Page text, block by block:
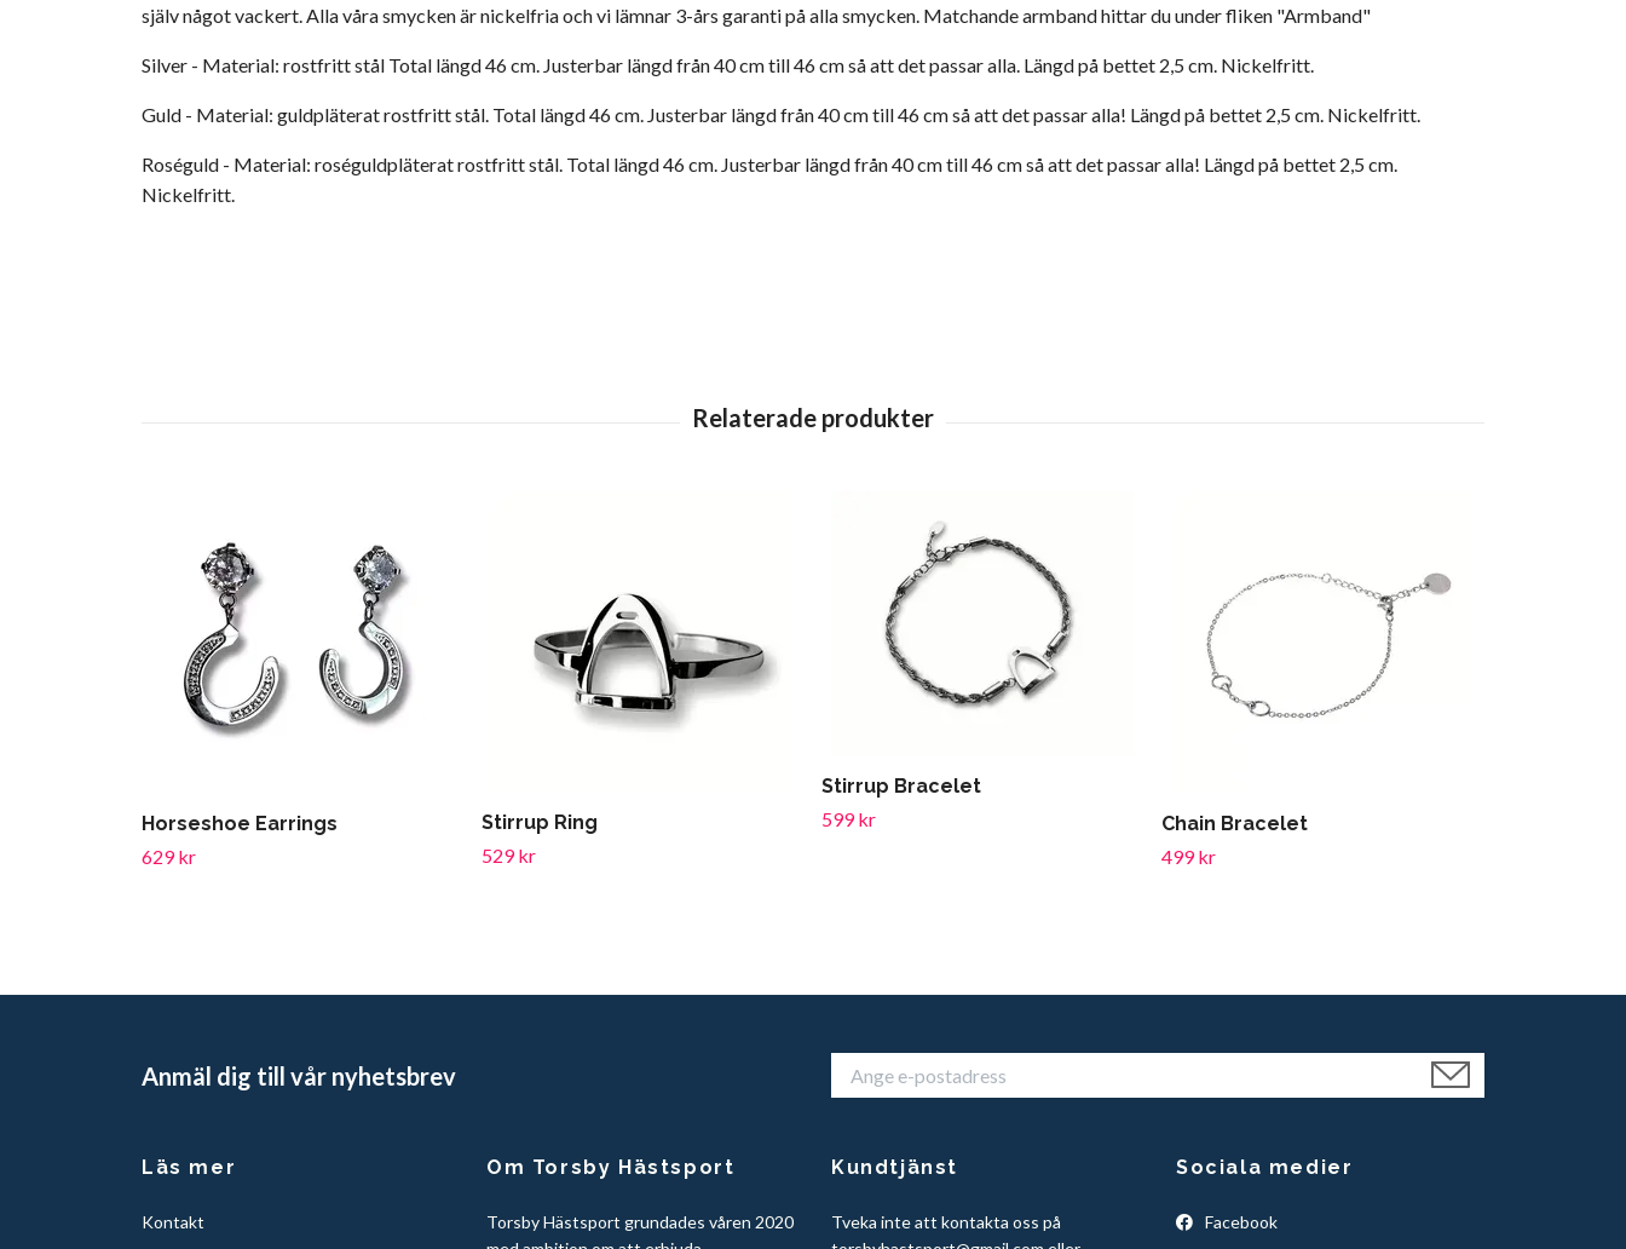
själv något vackert. Alla våra smycken är nickelfria och vi lämnar 3-års garanti på alla smycken. Matchande armband hittar du under fliken "Armband"
Silver - Material: rostfritt stål Total längd 46 cm. Justerbar längd från 40 cm till 46 cm så att det passar alla. Längd på bettet 2,5 cm. Nickelfritt.
Guld - Material: guldpläterat rostfritt stål. Total längd 46 cm. Justerbar längd från 40 cm till 46 cm så att det passar alla! Längd på bettet 2,5 cm. Nickelfritt.
Roséguld - Material: roséguldpläterat rostfritt stål. Total längd 46 cm. Justerbar längd från 40 cm till 46 cm så att det passar alla! Längd på bettet 2,5 cm.
Nickelfritt.
Horseshoe Earrings
629 kr
Stirrup Ring
529 kr
Stirrup Bracelet
599 kr
Chain Bracelet
499 kr
Anmäl dig till vår nyhetsbrev
Läs mer
Kontakt
Om Torsby Hästsport
Torsby Hästsport grundades våren 2020
Kundtjänst
Tveka inte att kontakta oss på
Sociala medier
Facebook